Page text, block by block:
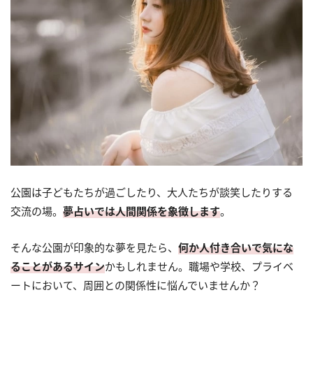
公園は子どもたちが過ごしたり、大人たちが談笑したりする
交流の場。 夢占いでは人間関係を象徴します。
そんな公園が印象的な夢を見たら、 何か人付き合いで気にな
ることがあるサインかもしれません。職場や学校、プライベ
ートにおいて、周囲との関係性に悩んでいませんか？